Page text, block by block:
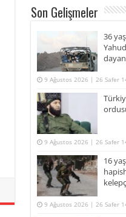
Son Gelişmeler
36
9 Ağustos 2026 | 26 Safer
9 Ağustos 2026 | 26 Safer
16
9 Ağustos 2026 | 26 Safer